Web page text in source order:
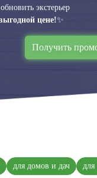
экстерьер
цене!✨
Получить
для домов и дач для